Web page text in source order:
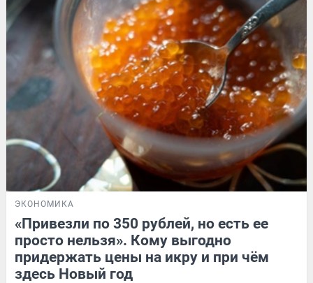
ЭКОНОМИКА
«Привезли по 350 рублей, но есть ее
просто нельзя». Кому выгодно
придержать цены на икру и при чём
здесь Новый год